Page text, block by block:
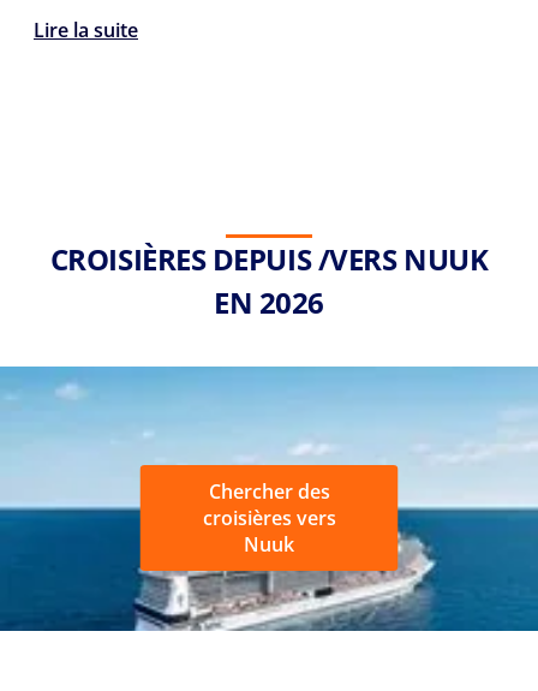
Lire la suite
CROISIÈRES DEPUIS /VERS NUUK
EN 2026
Chercher des
croisières vers
Nuuk